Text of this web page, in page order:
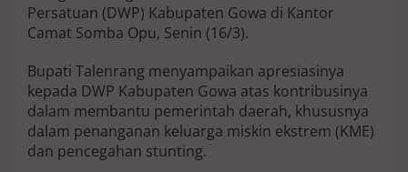
p
a
t
T
a
l
n
Persatuan (DWP) Kabupaten Gowa di Kantor
Camat Somba Opu, Senin (16/3).
Bupati Talenrang menyampaikan apresiasinya
kepada DWP Kabupaten Gowa atas kontribusinya
dalam membantu pemerintah daerah, khususnya
dalam penanganan keluarga miskin ekstrem (KME)
dan pencegahan stunting.